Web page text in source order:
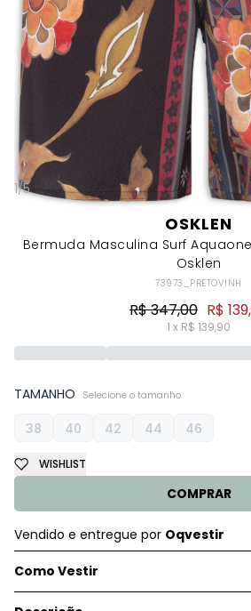
1/5
OSKLEN
Bermuda Masculina Surf
Osklen
73973_PRETOVINH
R$ 347,00 R$
1 x R$ 139,90
TAMANHO Selecione o tamanho
38 40 42 44 46
COMPRAR
WISHLIST
Vendido e entregue por Oqvestir
Como Vestir